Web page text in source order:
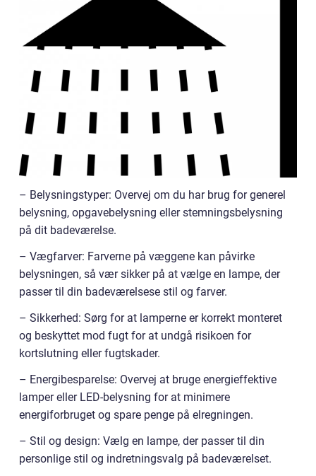
– Belysningstyper: Overvej om du har brug for generel
belysning, opgavebelysning eller stemningsbelysning
på dit badeværelse.
– Vægfarver: Farverne på væggene kan påvirke
belysningen, så vær sikker på at vælge en lampe, der
passer til din badeværelsese stil og farver.
– Sikkerhed: Sørg for at lamperne er korrekt monteret
og beskyttet mod fugt for at undgå risikoen for
kortslutning eller fugtskader.
– Energibesparelse: Overvej at bruge energieffektive
lamper eller LED-belysning for at minimere
energiforbruget og spare penge på elregningen.
– Stil og design: Vælg en lampe, der passer til din
personlige stil og indretningsvalg på badeværelset.